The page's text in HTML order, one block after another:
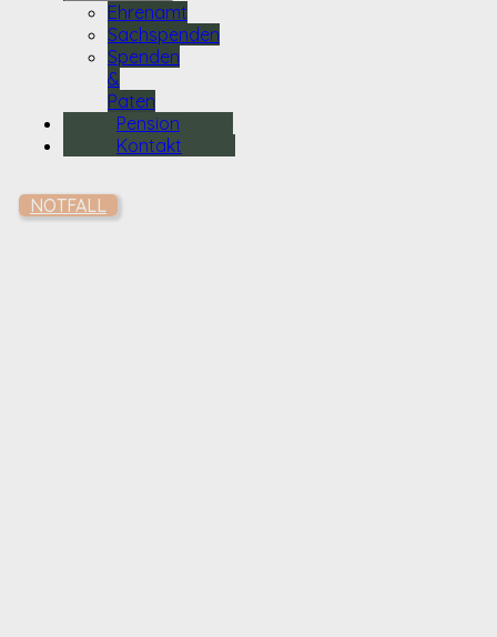
Ehrenamt
Sachspenden
Spenden
&
Paten
Pension
Kontakt
NOTFALL